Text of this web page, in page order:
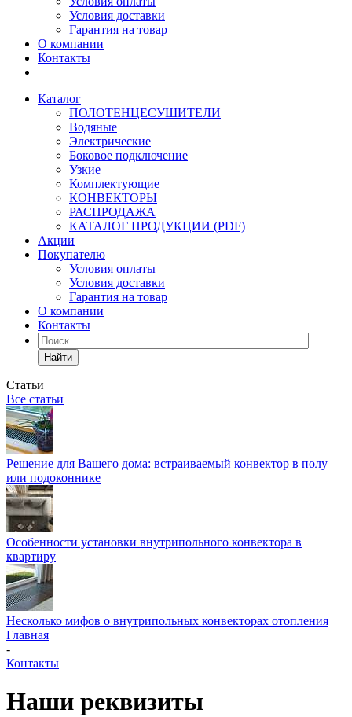
Условия доставки
Гарантия на товар
О компании
Контакты
Каталог
ПОЛОТЕНЦЕСУШИТЕЛИ
Водяные
Электрические
Боковое подключение
Узкие
Комплектующие
КОНВЕКТОРЫ
РАСПРОДАЖА
КАТАЛОГ ПРОДУКЦИИ (PDF)
Акции
Покупателю
Условия оплаты
Условия доставки
Гарантия на товар
О компании
Контакты
Найти
Статьи
Все статьи
Решение для Вашего дома: встраиваемый конвектор в полу
или подоконнике
Особенности установки внутрипольного конвектора в
квартиру
Несколько мифов о внутрипольных конвекторах отопления
Главная
-
Контакты
Наши реквизиты